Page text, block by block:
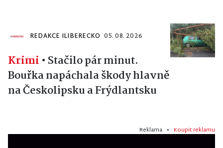
REDAKCE ILIBERECKO 05. 08. 2026
Krimi • Stačilo pár minut.
Bouřka napáchala škody hlavně
na Českolipsku a Frýdlantsku
Reklama • Koupit reklamu